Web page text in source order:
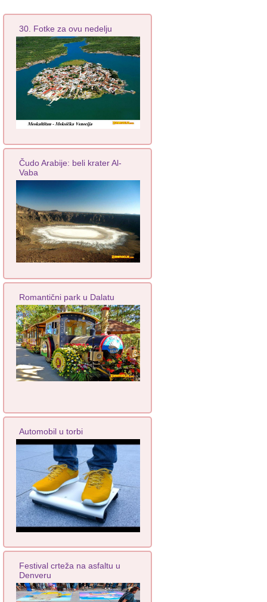
30. Fotke za ovu nedelju
Čudo Arabije: beli krater Al-
Vaba
Romantični park u Dalatu
Automobil u torbi
Festival crteža na asfaltu u
Denveru